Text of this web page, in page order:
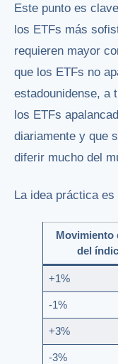
Este punto es
los ETFs más
requieren mayor
que los ETFs no
estadounidense, a
los ETFs
diariamente y que
diferir mucho del
La idea práctica es
Movimiento
del
+1%
-1%
+3%
-3%